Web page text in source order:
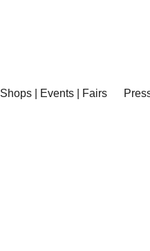
Shops | Events | Fairs